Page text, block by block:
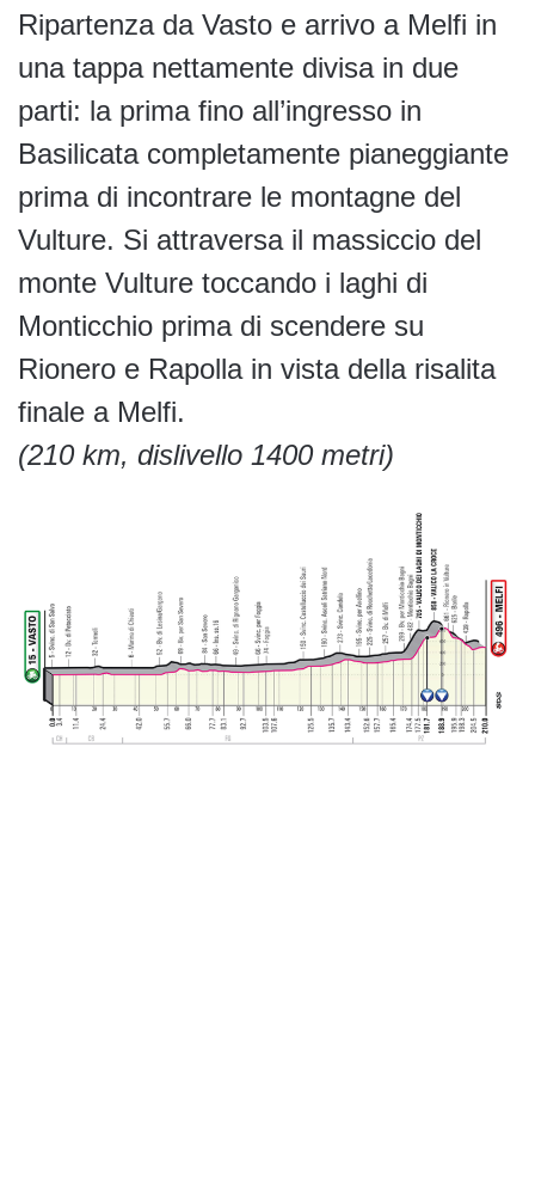
Ripartenza da Vasto e arrivo a Melfi in
una tappa nettamente divisa in due
parti: la prima fino all’ingresso in
Basilicata completamente pianeggiante
prima di incontrare le montagne del
Vulture. Si attraversa il massiccio del
monte Vulture toccando i laghi di
Monticchio prima di scendere su
Rionero e Rapolla in vista della risalita
finale a Melfi.
(210 km, dislivello 1400 metri)